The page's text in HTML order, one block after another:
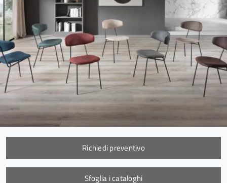
Richiedi preventivo
Sfoglia i cataloghi